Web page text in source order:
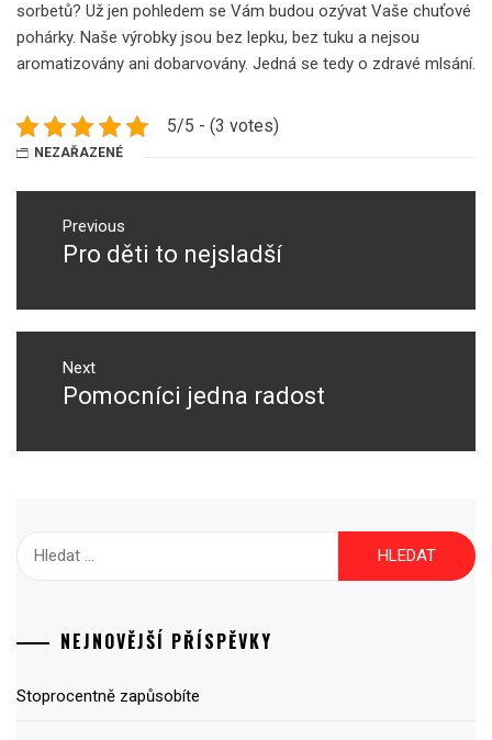
sorbetů? Už jen pohledem se Vám budou ozývat Vaše chuťové
pohárky. Naše výrobky jsou bez lepku, bez tuku a nejsou
aromatizovány ani dobarvovány. Jedná se tedy o zdravé mlsání.
5/5 - (3 votes)
NEZAŘAZENÉ
Navigace
příspěvek
Previous
Previous
Pro děti to nejsladší
Next
Next
Pomocníci jedna radost
NEJNOVĚJŠÍ PŘÍSPĚVKY
Stoprocentně zapůsobíte